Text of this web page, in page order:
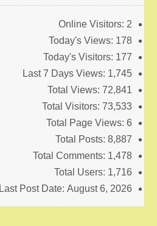
Online Visitors: 2
Today's Views: 178
Today's Visitors: 177
Last 7 Days Views: 1,745
Total Views: 72,841
Total Visitors: 73,533
Total Page Views: 6
Total Posts: 8,887
Total Comments: 1,478
Total Users: 1,716
Last Post Date: August 6, 2026